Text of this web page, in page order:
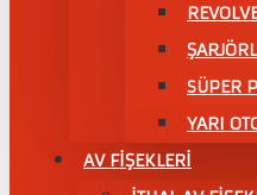
SÜPER
YARI
AV FİŞEKLERİ